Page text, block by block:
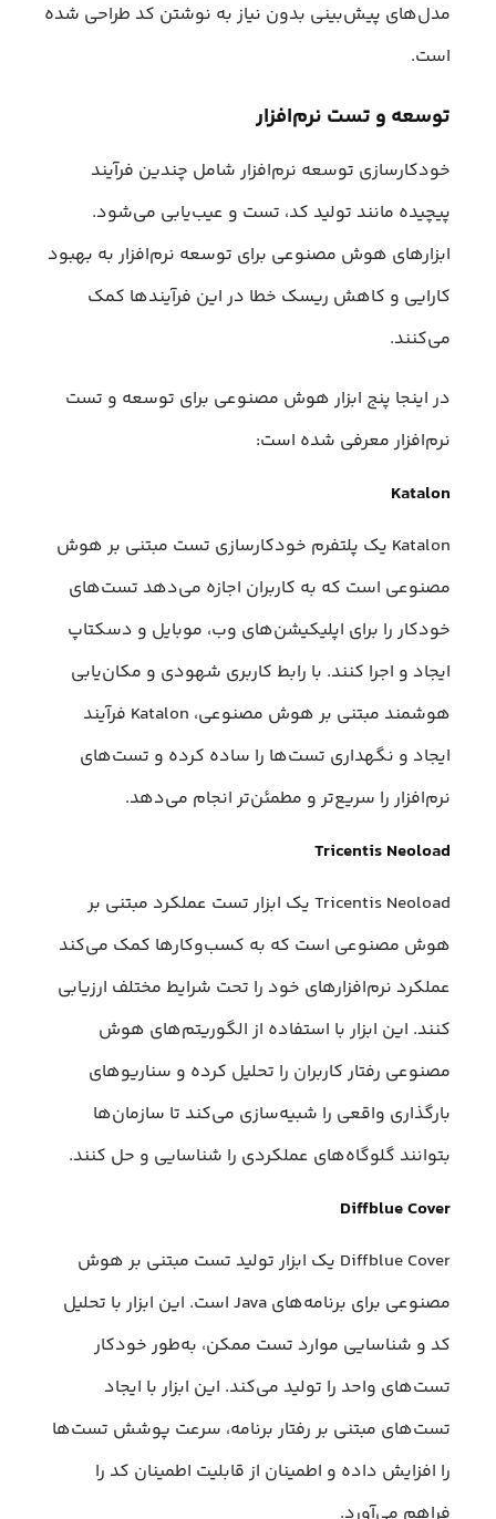
مدل‌های پیش‌بینی بدون نیاز به نوشتن کد طراحی شده
است.
توسعه و تست نرم‌افزار
خودکارسازی توسعه نرم‌افزار شامل چندین فرآیند
پیچیده مانند تولید کد، تست و عیب‌یابی می‌شود.
ابزارهای هوش مصنوعی برای توسعه نرم‌افزار به بهبود
کارایی و کاهش ریسک خطا در این فرآیندها کمک
می‌کنند.
در اینجا پنج ابزار هوش مصنوعی برای توسعه و تست
نرم‌افزار معرفی شده است:
Katalon
Katalon یک پلتفرم خودکارسازی تست مبتنی بر هوش
مصنوعی است که به کاربران اجازه می‌دهد تست‌های
خودکار را برای اپلیکیشن‌های وب، موبایل و دسکتاپ
ایجاد و اجرا کنند. با رابط کاربری شهودی و مکان‌یابی
هوشمند مبتنی بر هوش مصنوعی، Katalon فرآیند
ایجاد و نگهداری تست‌ها را ساده کرده و تست‌های
نرم‌افزار را سریع‌تر و مطمئن‌تر انجام می‌دهد.
Tricentis Neoload
Tricentis Neoload یک ابزار تست عملکرد مبتنی بر
هوش مصنوعی است که به کسب‌وکارها کمک می‌کند
عملکرد نرم‌افزارهای خود را تحت شرایط مختلف ارزیابی
کنند. این ابزار با استفاده از الگوریتم‌های هوش
مصنوعی رفتار کاربران را تحلیل کرده و سناریوهای
بارگذاری واقعی را شبیه‌سازی می‌کند تا سازمان‌ها
بتوانند گلوگاه‌های عملکردی را شناسایی و حل کنند.
Diffblue Cover
Diffblue Cover یک ابزار تولید تست مبتنی بر هوش
مصنوعی برای برنامه‌های Java است. این ابزار با تحلیل
کد و شناسایی موارد تست ممکن، به‌طور خودکار
تست‌های واحد را تولید می‌کند. این ابزار با ایجاد
تست‌های مبتنی بر رفتار برنامه، سرعت پوشش تست‌ها
را افزایش داده و اطمینان از قابلیت اطمینان کد را